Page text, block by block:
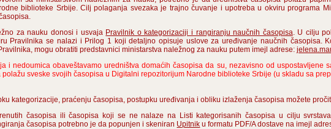
biblioteke Srbije. Cilj polaganja svezaka je trajno čuvanje i upotreba u okviru programa
za nauku donosi i usvaja Pravilnik o kategorizaciji i rangiranju naučnih časopisa. U cilju
Pravilnika se nalazi i Prilog 1 koji detaljno opisuje uslove za uređivanje naučnih časopisa.
mogu obratiti predstavnici ministarstva naležnog za nauku putem imejl adrese:
i nedoumica obaveštavamo uredništva domaćih časopisa da su, nezavisno od uspostavljene
sveske svojih časopisa u Digitalni repozitorijum Narodne biblioteke Srbije (u skladu sa
kategorizacije, praćenju časopisa, postupku uređivanja i obliku izlaženja časopisa možete
časopisa ili časopisa koji se ne nalaze na Listi kategorisanih časopisa u cilju
časopisa potrebno je da popunjen i skeniran Upitnik u formatu PDF/A dostave na imejl